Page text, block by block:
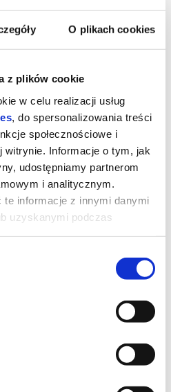
O plikach cookies
z plików cookie
w celu realizacji usług
, do spersonalizowania treści
społecznościowe i
witrynie. Informacje o tym, jak
udostępniamy partnerom
i analitycznym.
te informacje z innymi danymi
uzyskanymi podczas
dubbing